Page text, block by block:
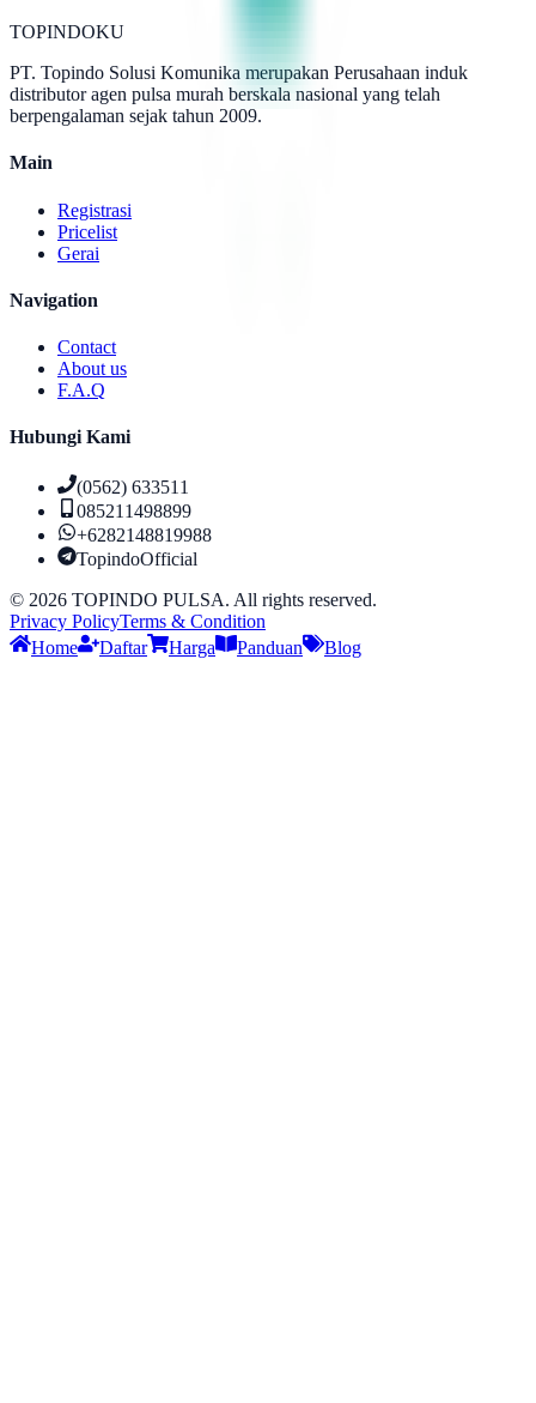
TOPINDOKU
PT. Topindo Solusi Komunika merupakan Perusahaan induk
distributor agen pulsa murah berskala nasional yang telah
berpengalaman sejak tahun 2009.
Main
Registrasi
Pricelist
Gerai
Navigation
Contact
About us
F.A.Q
Hubungi Kami
(0562) 633511
085211498899
+6282148819988
TopindoOfficial
© 2026 TOPINDO PULSA. All rights reserved.
Privacy PolicyTerms & Condition
Home
Daftar Harga Panduan Blog